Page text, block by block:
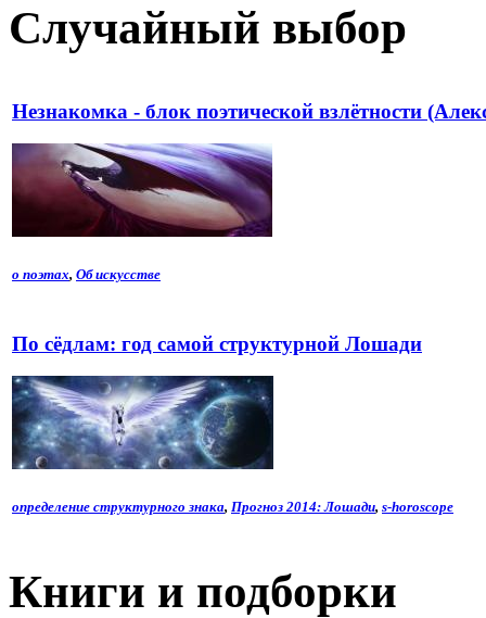
Случайный выбор
Незнакомка - блок поэтической взлётности
о поэтах, Об искусстве
По сёдлам: год самой структурной Лошади
определение структурного знака, Прогноз 2014: Лошади, s-horoscope
Книги и подборки